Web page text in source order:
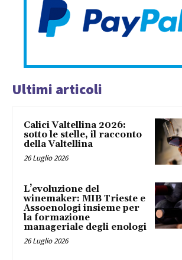
Ultimi articoli
Calici Valtellina 2026:
sotto le stelle, il racconto
della Valtellina
26 Luglio 2026
L’evoluzione del
winemaker: MIB Trieste e
Assoenologi insieme per
la formazione
manageriale degli enologi
26 Luglio 2026